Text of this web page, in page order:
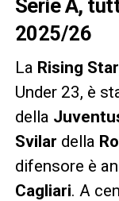
Serie A,
2025/26
La Rising Star
Under 23, è
della
Svilar della
difensore è
Cagliari. A